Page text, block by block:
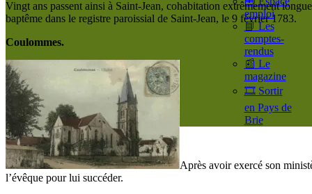
emploi
📘 Les
comptes-
rendus
📰 Le
magazine
🎞️ Sortir
en Pays de
Brie
Vingt ans passent ainsi à Saint-Jean, cohabitation extrêmement
baptême dans le registre paroissial de Saint-Jean, le 9 février 1783.
Coulommes.
Après avoir exercé son
l’évêque pour lui succéder.